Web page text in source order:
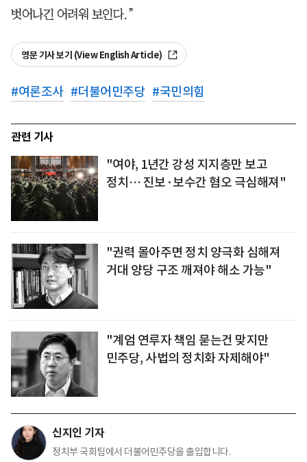
벗어나긴 어려워 보인다.”
영문 기사 보기 (View English Article)
#여론조사 #더불어민주당 #국민의힘
관련 기사
"여야, 1년간 강성 지지층만 보고
정치… 진보·보수간 혐오 극심해져"
"권력 몰아주면 정치 양극화 심해져
거대 양당 구조 깨져야 해소 가능"
"계엄 연루자 책임 묻는건 맞지만
민주당, 사법의 정치화 자제해야"
신지인 기자
정치부 국회팀에서 더불어민주당을 출입합니다.